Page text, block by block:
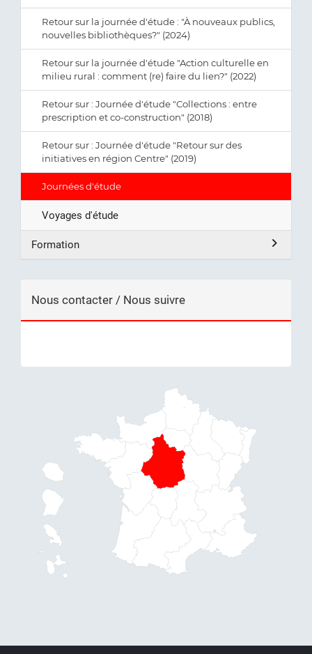
Retour sur la journée d'étude : "À nouveaux publics,
nouvelles bibliothèques?" (2024)
Retour sur la journée d'étude "Action culturelle en
milieu rural : comment (re) faire du lien?" (2022)
Retour sur : Journée d'étude "Collections : entre
prescription et co-construction" (2018)
Retour sur : Journée d'étude "Retour sur des
initiatives en région Centre" (2019)
Journées d'étude
Voyages d'étude
Formation
Nous contacter / Nous suivre